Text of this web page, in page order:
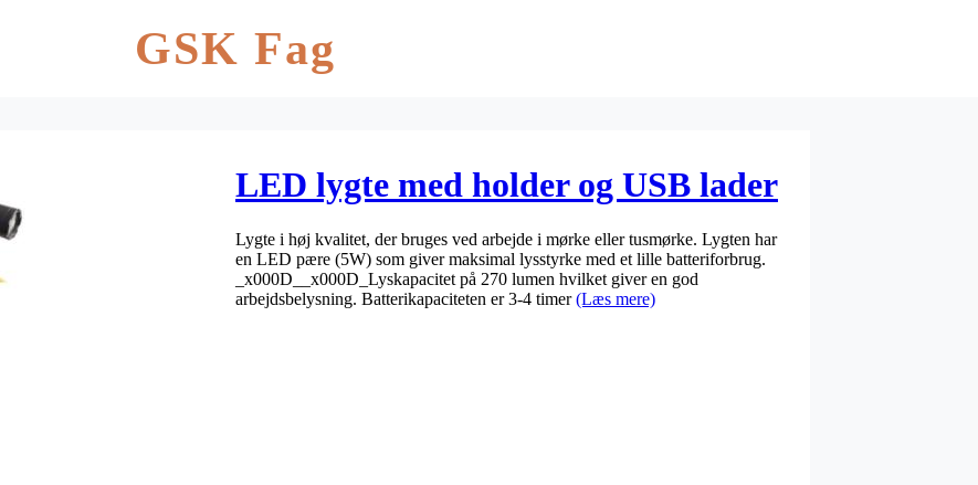
GSK Fag
LED lygte med holder og USB lader
Lygte i høj kvalitet, der bruges ved arbejde i mørke eller tusmørke. Lygten har
en LED pære (5W) som giver maksimal lysstyrke med et lille batteriforbrug.
_x000D__x000D_Lyskapacitet på 270 lumen hvilket giver en god
arbejdsbelysning. Batterikapaciteten er 3-4 timer(Læs mere)